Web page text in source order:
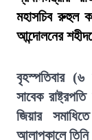
মহাসচিব রুহুল
আন্দোলনের
বৃহস্পতিবার (৬
সাবেক
জিয়ার
আলাপকালে